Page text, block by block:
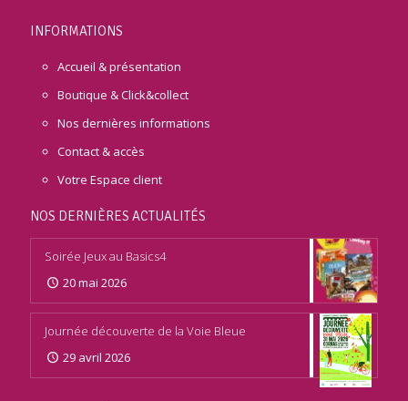
INFORMATIONS
Accueil & présentation
Boutique & Click&collect
Nos dernières informations
Contact & accès
Votre Espace client
NOS DERNIÈRES ACTUALITÉS
Soirée Jeux au Basics4
20 mai 2026
Journée découverte de la Voie Bleue
29 avril 2026